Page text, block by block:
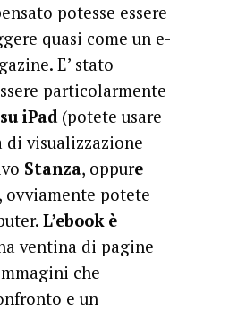
potesse essere
quasi come un e-
E’ stato
particolarmente
iPad (potete usare
di visualizzazione
Stanza, oppure
ovviamente potete
L’ebook è
ventina di pagine
che
e un